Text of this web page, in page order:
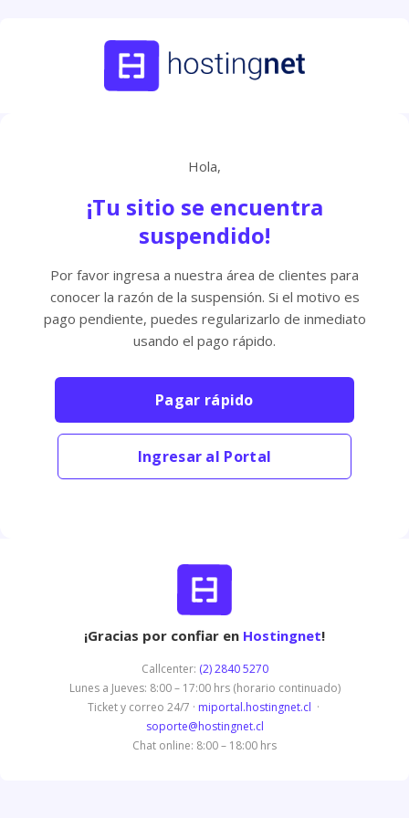
Hola,
¡Tu sitio se encuentra
suspendido!
Por favor ingresa a nuestra área de clientes para
conocer la razón de la suspensión. Si el motivo es
pago pendiente, puedes regularizarlo de inmediato
usando el pago rápido.
Pagar rápido
Ingresar al Portal
¡Gracias por confiar en Hostingnet!
Callcenter: (2) 2840 5270
Lunes a Jueves: 8:00 – 17:00 hrs (horario continuado)
Ticket y correo 24/7 · miportal.hostingnet.cl ·
soporte@hostingnet.cl
Chat online: 8:00 – 18:00 hrs